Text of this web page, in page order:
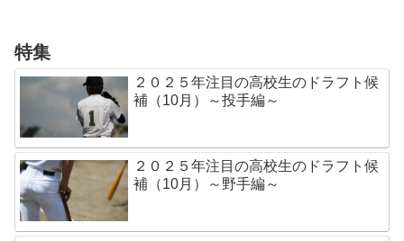
特集
２０２５年注目の高校生のドラフト候
補（10月）～投手編～
２０２５年注目の高校生のドラフト候
補（10月）～野手編～